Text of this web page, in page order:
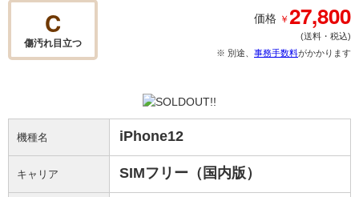
C
傷汚れ目立つ
価格 ￥27,800
(送料・税込)
※ 別途、 事務手数料がかかります
機種名 iPhone12
キャリア SIMフリー（国内版）